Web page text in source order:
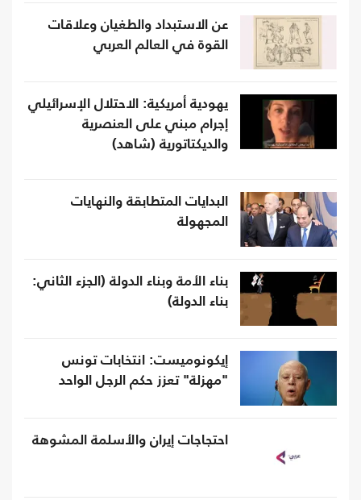
عن الاستبداد والطغيان وعلاقات
القوة في العالم العربي
يهودية أمريكية: الاحتلال الإسرائيلي
إجرام مبني على العنصرية
والديكتاتورية (شاهد)
البدايات المتطابقة والنهايات
المجهولة
بناء الأمة وبناء الدولة (الجزء الثاني:
بناء الدولة)
إيكونوميست: انتخابات تونس
"مهزلة" تعزز حكم الرجل الواحد
احتجاجات إيران والأسلمة المشوهة